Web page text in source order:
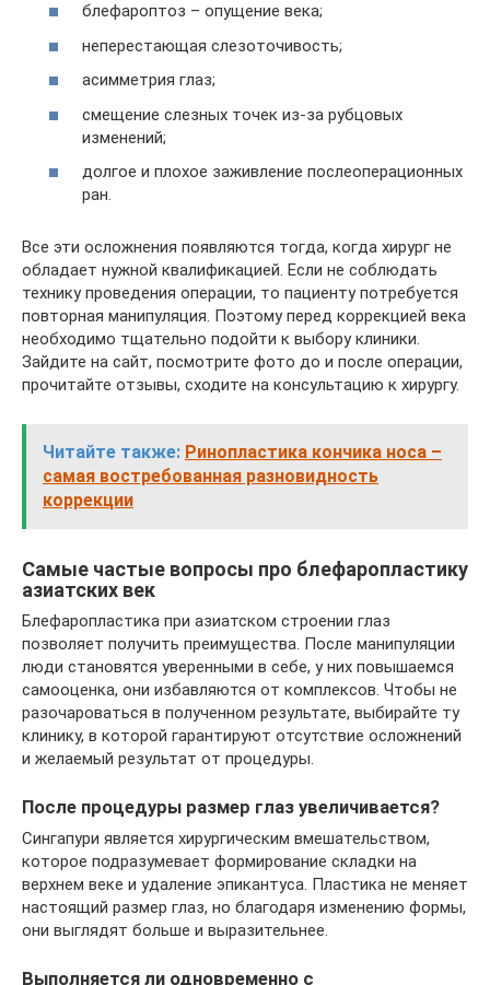
блефароптоз – опущение века;
неперестающая слезоточивость;
асимметрия глаз;
смещение слезных точек из-за рубцовых
изменений;
долгое и плохое заживление послеоперационных
ран.
Все эти осложнения появляются тогда, когда хирург не
обладает нужной квалификацией. Если не соблюдать
технику проведения операции, то пациенту потребуется
повторная манипуляция. Поэтому перед коррекцией века
необходимо тщательно подойти к выбору клиники.
Зайдите на сайт, посмотрите фото до и после операции,
прочитайте отзывы, сходите на консультацию к хирургу.
Читайте также: Ринопластика кончика носа –
самая востребованная разновидность
коррекции
Самые частые вопросы про блефаропластику
азиатских век
Блефаропластика при азиатском строении глаз
позволяет получить преимущества. После манипуляции
люди становятся уверенными в себе, у них повышаемся
самооценка, они избавляются от комплексов. Чтобы не
разочароваться в полученном результате, выбирайте ту
клинику, в которой гарантируют отсутствие осложнений
и желаемый результат от процедуры.
После процедуры размер глаз увеличивается?
Сингапури является хирургическим вмешательством,
которое подразумевает формирование складки на
верхнем веке и удаление эпикантуса. Пластика не меняет
настоящий размер глаз, но благодаря изменению формы,
они выглядят больше и выразительнее.
Выполняется ли одновременно с